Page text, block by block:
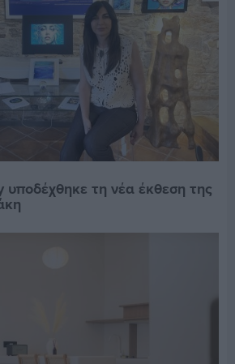
τη νέα έκθεση της